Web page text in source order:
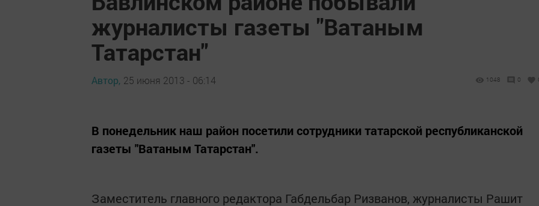
журналисты газеты "Ватаным
Татарстан"
Автор, 25 июня 2013 - 06:14 1048 0
В понедельник наш район посетили сотрудники татарской республиканской
газеты "Ватаным Татарстан".
Заместитель главного редактора Габдельбар Ризванов, журналисты Рашит